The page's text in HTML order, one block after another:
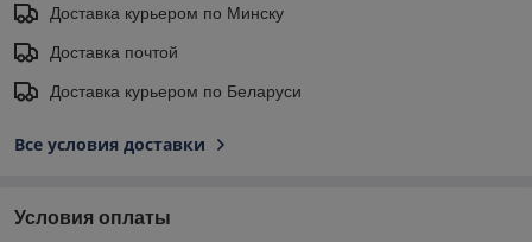
Доставка курьером по Минску
Доставка почтой
Доставка курьером по Беларуси
Все условия доставки
Условия оплаты